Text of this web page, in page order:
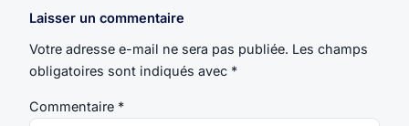
Laisser un commentaire
Votre adresse e-mail ne sera pas publiée. Les champs
obligatoires sont indiqués avec *
Commentaire *